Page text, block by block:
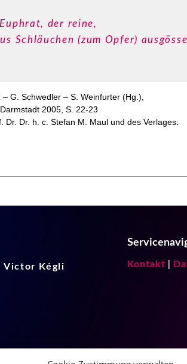
der reine,
Schläuchen (zum Opfer)
G. Schwedler – S. Weinfurter (Hg.),
2005, S. 22-23
Dr. h. c. Stefan M. Maul und des Verlages:
Victor Kégli
Kontakt